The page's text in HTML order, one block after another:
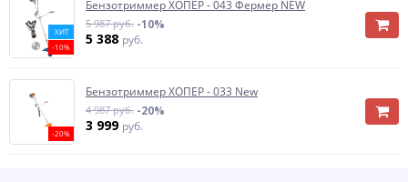
ХИТ
-10%
Бензотриммер ХОПЕР - 043 Фермер NEW
5 987 руб. -10%
5 388 руб.
-20%
Бензотриммер ХОПЕР - 033 New
4 987 руб. -20%
3 999 руб.